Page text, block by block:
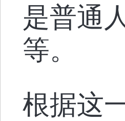
是普通
等。
根据这